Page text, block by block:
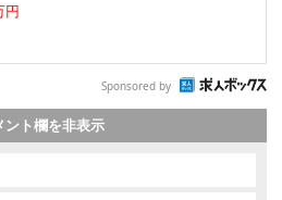
円
Sponsored by
ント欄を非表示